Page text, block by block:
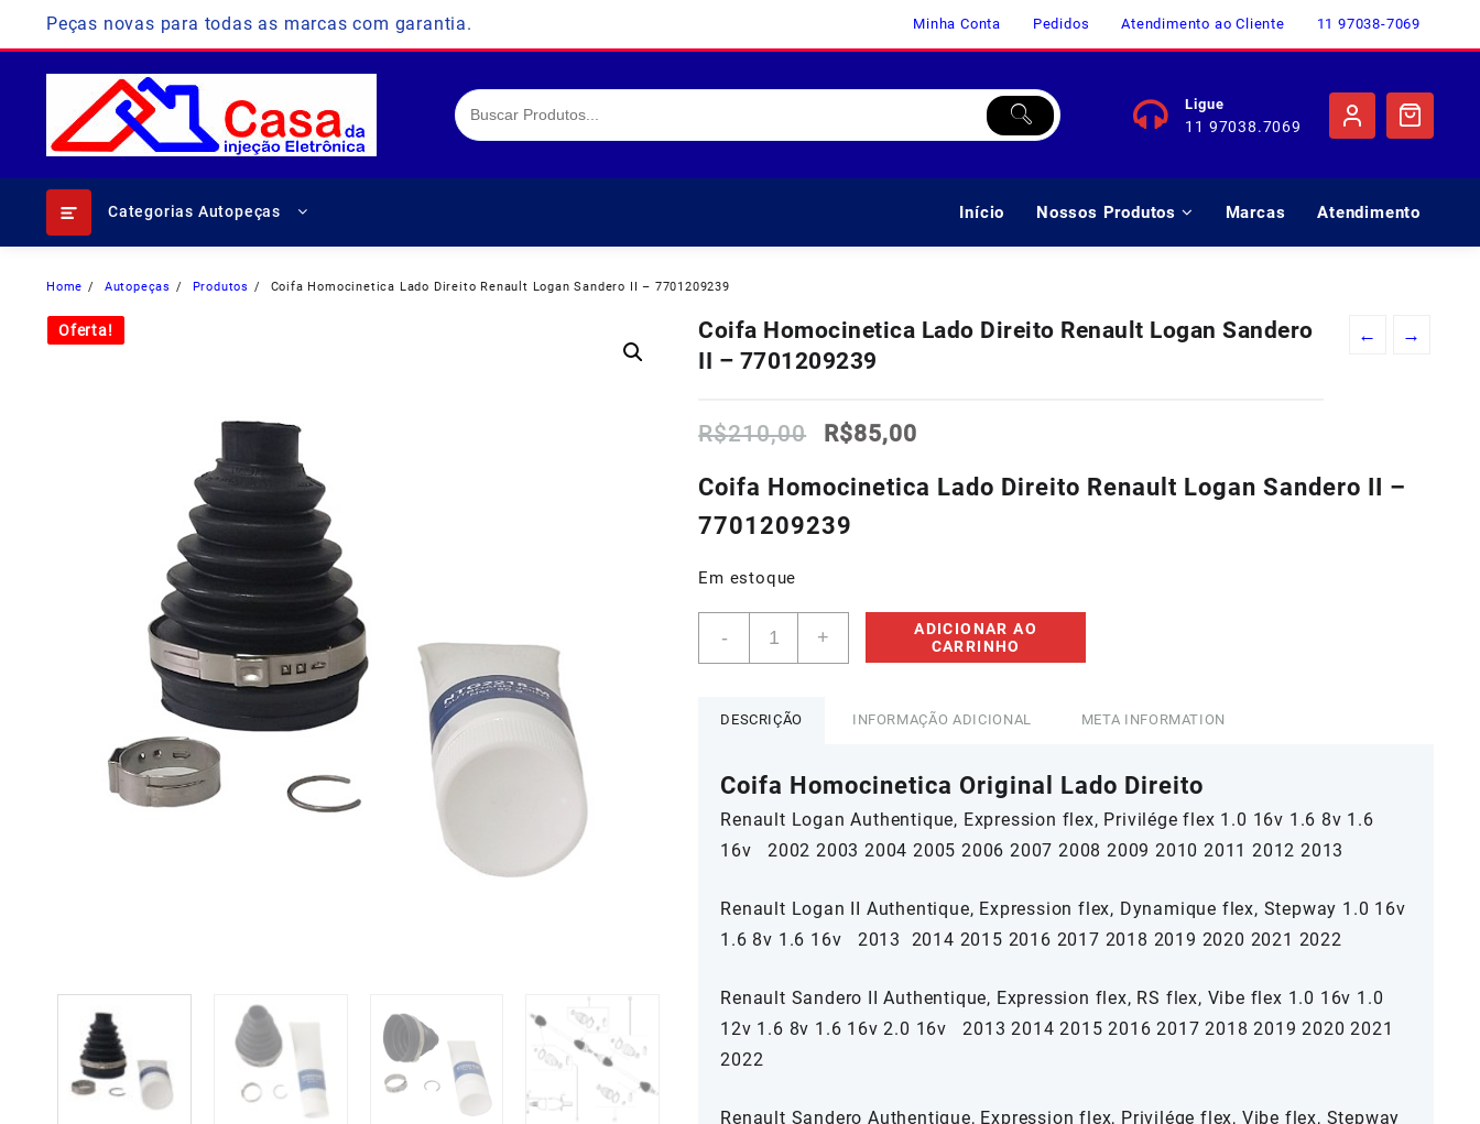
content
Peças novas para todas as marcas com garantia. Minha Conta Pedidos Atendimento ao Cliente 11 97038-7069
Ligue
11 97038.7069
Categorias Autopeças Início Nossos Produtos Marcas Atendimento
Home Autopeças Produtos Coifa Homocinetica Lado Direito Renault Logan Sandero II – 7701209239
Oferta! ← →
Coifa Homocinetica Lado Direito Renault Logan Sandero
II – 7701209239
R$210,00
O
original
era:
R$210,00.
R$85,00
atual
é:
Coifa Homocinetica Lado Direito Renault Logan Sandero II –
7701209239
Em estoque
-
Homocinetica
Lado
Renault
II
7701209239
quantidade
+
ADICIONAR AO
CARRINHO
DESCRIÇÃO INFORMAÇÃO ADICIONAL META INFORMATION
Coifa Homocinetica Original Lado Direito
Renault Logan Authentique, Expression flex, Privilége flex 1.0 16v 1.6 8v 1.6
16v 2002 2003 2004 2005 2006 2007 2008 2009 2010 2011 2012 2013
Renault Logan II Authentique, Expression flex, Dynamique flex, Stepway 1.0 16v
1.6 8v 1.6 16v 2013 2014 2015 2016 2017 2018 2019 2020 2021 2022
Renault Sandero II Authentique, Expression flex, RS flex, Vibe flex 1.0 16v 1.0
12v 1.6 8v 1.6 16v 2.0 16v 2013 2014 2015 2016 2017 2018 2019 2020 2021
2022
Renault Sandero Authentique, Expression flex, Privilége flex, Vibe flex, Stepway
Oferta!